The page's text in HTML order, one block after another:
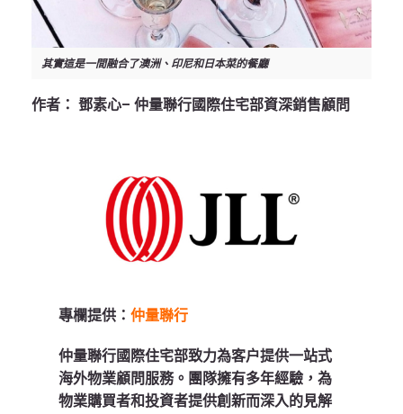
其實這是一間融合了澳洲、印尼和日本菜的餐廳
作者： 鄧素心– 仲量聯行國際住宅部資深銷售顧問
專欄提供：仲量聯行
仲量聯行國際住宅部致力為客户提供一站式
海外物業顧問服務。團隊擁有多年經驗，為
物業購買者和投資者提供創新而深入的見解